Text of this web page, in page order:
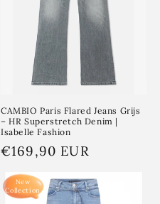
CAMBIO Paris Flared Jeans Grijs
– HR Superstretch Denim |
Isabelle Fashion
Normale
prijs
€169,90 EUR
New
Collection